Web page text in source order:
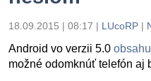
18.09.2015 | 08:17 | LUcoRP |
Android vo verzii 5.0
možné odomknúť telefón aj